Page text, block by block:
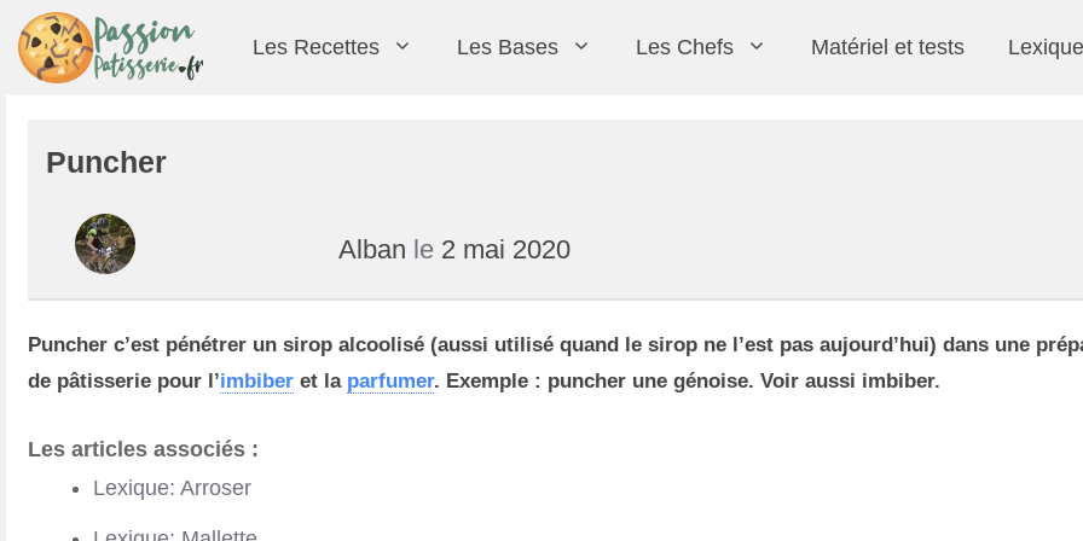
Les Recettes Les Bases Les Chefs Matériel et tests Lexique
Puncher
Alban le 2 mai 2020
Puncher c’est pénétrer un sirop alcoolisé (aussi utilisé quand le sirop ne l’est pas aujourd’hui) dans une
de pâtisserie pour l’imbiberet la parfumer. Exemple : puncher une génoise. Voir aussi imbiber.
Les articles associés :
Lexique: Arroser